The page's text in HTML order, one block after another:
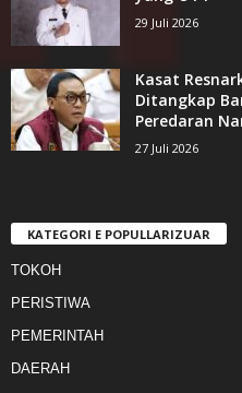
29 Juli 2026
Kasat
Ditangkap
Peredaran
27 Juli 2026
KATEGORI E POPULLARIZUAR
TOKOH
PERISTIWA
PEMERINTAH
DAERAH